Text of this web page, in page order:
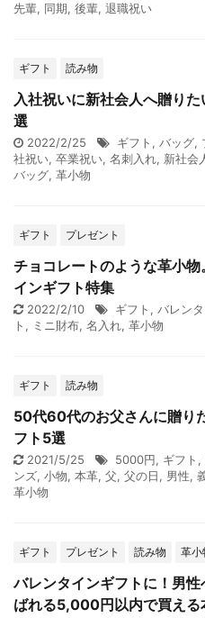
先輩, 同期, 後輩, 退職祝い
ギフト 読み物
入社祝いに新社会人へ贈り
選
2022/2/25 ギフト , バッグ,
社祝い, 卒業祝い, 名刺入れ, 新社会
バッグ, 革小物
ギフト プレゼント
チョコレートのような革小物
インギフト特集
2022/2/10 ギフト , バレン
ト , ミニ財布, 名入れ, 革小物
ギフト 読み物
50代60代のお父さんに贈り
フト5選
2021/5/25 5000円, ギフト ,
ンズ, 小物, 本革, 父, 父の日, 男性,
革小物
ギフト プレゼント 読み物 革小
バレンタインギフトに！男性
ばれる5,000円以内で買える